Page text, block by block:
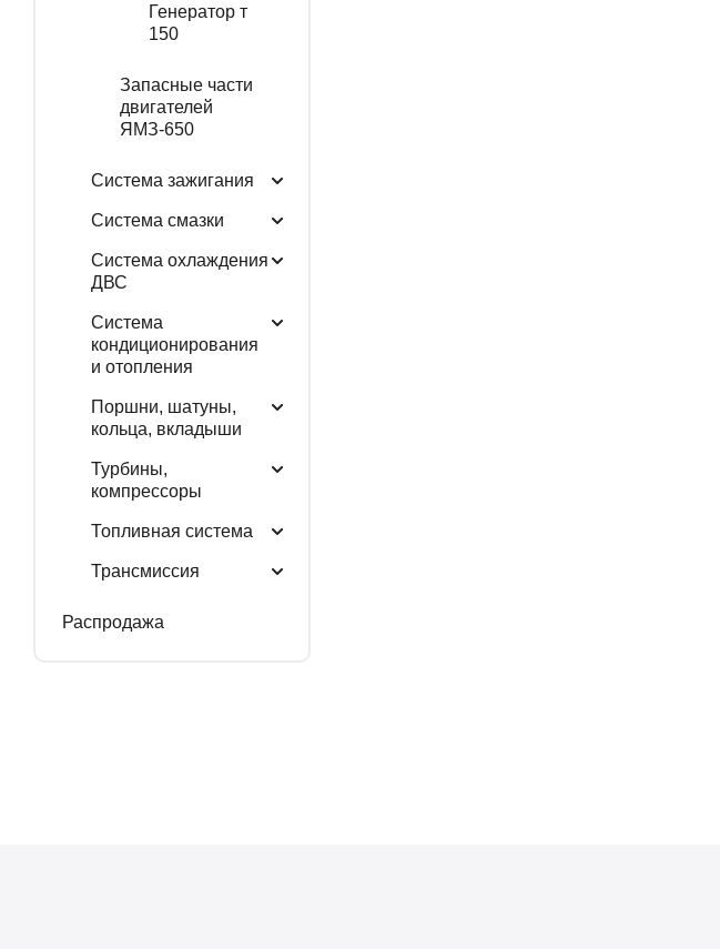
Генератор т
150
Запасные части
двигателей
ЯМЗ-650
Система зажигания
Система смазки
Система охлаждения
ДВС
Система
кондиционирования
и отопления
Поршни, шатуны,
кольца, вкладыши
Турбины,
компрессоры
Топливная система
Трансмиссия
Распродажа